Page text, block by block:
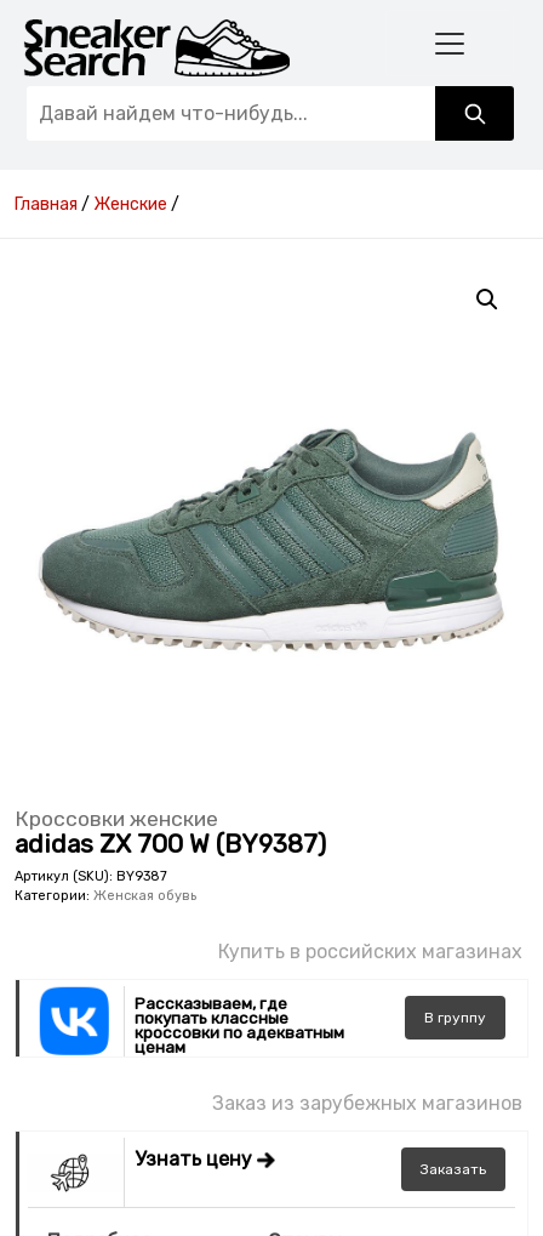
Главная / Женские /
Кроссовки женские
adidas ZX 700 W (BY9387)
Артикул (SKU): BY9387
Категории: Женская обувь
Купить в российских магазинах
Рассказываем, где
покупать классные
кроссовки по адекватным
ценам
В группу
Заказ из зарубежных магазинов
Узнать цену Заказать